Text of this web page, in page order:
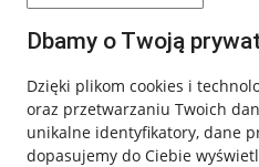
Dbamy o Twoją
Dzięki plikom cookies i
oraz przetwarzaniu Twoich
unikalne identyfikatory, dane
dopasujemy do Ciebie